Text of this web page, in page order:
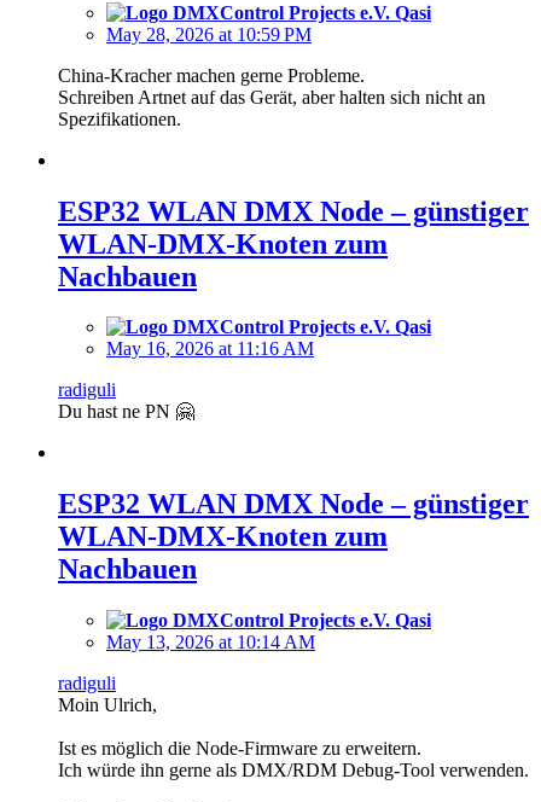
Qasi
May 28, 2026 at 10:59 PM
China-Kracher machen gerne Probleme.
Schreiben Artnet auf das Gerät, aber halten sich nicht an
Spezifikationen.
ESP32 WLAN DMX Node – günstiger
WLAN-DMX-Knoten zum
Nachbauen
Qasi
May 16, 2026 at 11:16 AM
radiguli
Du hast ne PN 🤗
ESP32 WLAN DMX Node – günstiger
WLAN-DMX-Knoten zum
Nachbauen
Qasi
May 13, 2026 at 10:14 AM
radiguli
Moin Ulrich,
Ist es möglich die Node-Firmware zu erweitern.
Ich würde ihn gerne als DMX/RDM Debug-Tool verwenden.